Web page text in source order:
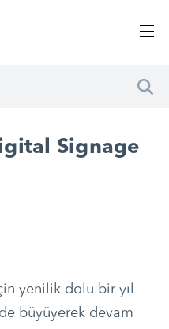
Signage
yenilik dolu bir yıl
büyüyerek devam